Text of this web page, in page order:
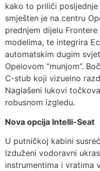
kako to priliči
smješten je na centru
prednjem dijelu
modelima, te integrira
automatskim dugim
Opelovom “munjom”.
C-stub koji vizuelno
Naglašeni lukovi
robusnom izgledu.
Nova opcija Intelli-Seat
U putničkoj kabini
Izduženi vodoravni
instrumentima i vratima